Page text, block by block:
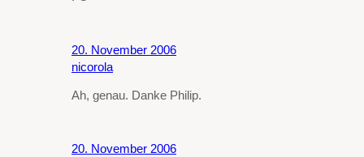
20. November 2006
nicorola
Ah, genau. Danke Philip.
20. November 2006